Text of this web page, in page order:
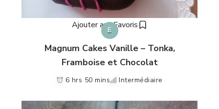
Ajouter aux Favoris
E
Magnum Cakes Vanille – Tonka,
Framboise et Chocolat
6 hrs 50 mins Intermédiaire